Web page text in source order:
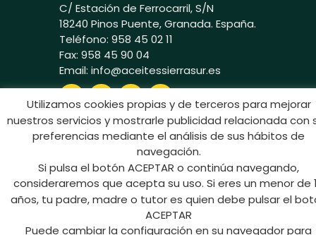
C/ Estación de Ferrocarril, S/N
18240 Pinos Puente, Granada. España.
Teléfono: 958 45 02 11
Fax: 958 45 90 04
Email: info@aceitessierrasur.es
Aceites Sierra Sur © 2024 Todos los
derechos reservados
Utilizamos cookies propias y de terceros para mejorar
nuestros servicios y mostrarle publicidad relacionada con
preferencias mediante el análisis de sus hábitos de
navegación.
Si pulsa el botón ACEPTAR o continúa navegando,
consideraremos que acepta su uso. Si eres un menor de
años, tu padre, madre o tutor es quien debe pulsar el
ACEPTAR
Puede cambiar la configuración en su navegador para